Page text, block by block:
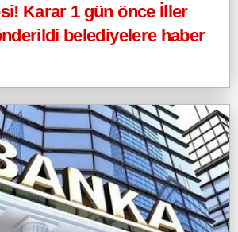
Karar 1 gün önce İller
belediyelere haber